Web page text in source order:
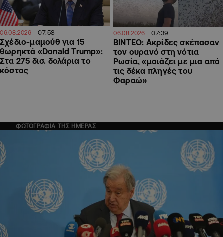
06.08.2026 07:58
Σχέδιο-μαμούθ για 15
θωρηκτά «Donald Trump»:
Στα 275 δισ. δολάρια το
κόστος
06.08.2026 07:39
ΒΙΝΤΕΟ: Ακρίδες σκέπασαν
τον ουρανό στη νότια
Ρωσία, «μοιάζει με μια από
τις δέκα πληγές του
Φαραώ»
ΦΩΤΟΓΡΑΦΙΑ ΤΗΣ ΗΜΕΡΑΣ